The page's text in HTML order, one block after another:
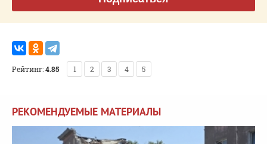
Рейтинг:4.85 1 2 3 4 5
РЕКОМЕНДУЕМЫЕ МАТЕРИАЛЫ